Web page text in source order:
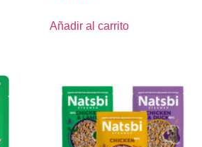
Añadir al carrito